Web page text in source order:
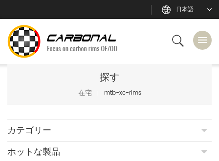
日本語
探す
在宅 mtb-xc-rims
カテゴリー
ホットな製品